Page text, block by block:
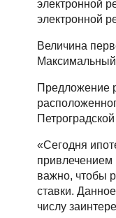
электронной
электронной
Величина
Максимальный
Предложение
«Сегодня
привлечением
важно, чтобы
ставки.
числу